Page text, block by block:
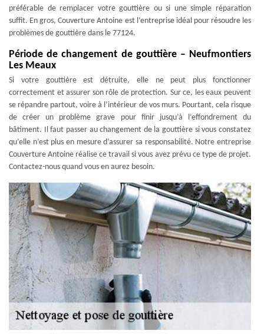
préférable de remplacer votre gouttière ou si une simple réparation
suffit. En gros, Couverture Antoine est l’entreprise idéal pour résoudre les
problèmes de gouttière dans le 77124.
Période de changement de gouttière – Neufmontiers
Les Meaux
Si votre gouttière est détruite, elle ne peut plus fonctionner
correctement et assurer son rôle de protection. Sur ce, les eaux peuvent
se répandre partout, voire à l’intérieur de vos murs. Pourtant, cela risque
de créer un problème grave pour finir jusqu’à l’effondrement du
bâtiment. Il faut passer au changement de la gouttière si vous constatez
qu’elle n’est plus en mesure d’assurer sa responsabilité. Notre entreprise
Couverture Antoine réalise ce travail si vous avez prévu ce type de projet.
Contactez-nous quand vous en aurez besoin.